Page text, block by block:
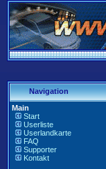
Navigation
Main
Start
Userliste
Userlandkarte
FAQ
Supporter
Kontakt